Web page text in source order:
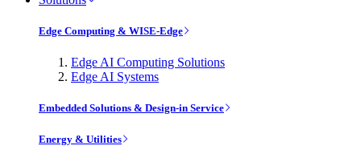
Edge Computing & WISE-Edge
Edge AI Computing Solutions
Edge AI Systems
Embedded Solutions & Design-in Service
Energy & Utilities